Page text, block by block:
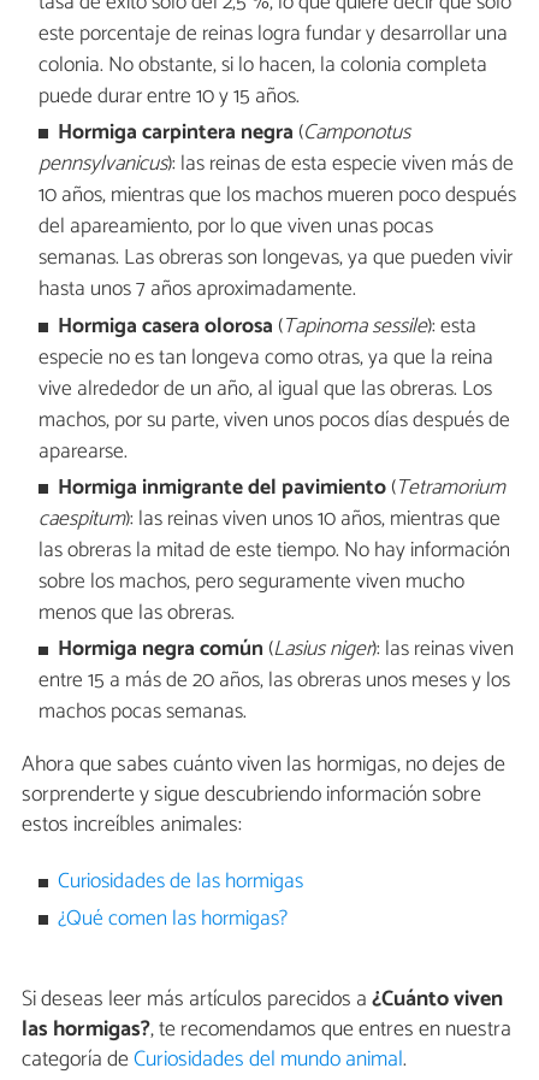
este porcentaje de reinas logra fundar y desarrollar una
colonia. No obstante, si lo hacen, la colonia completa
puede durar entre 10 y 15 años.
Hormiga carpintera negra (Camponotus
pennsylvanicus): las reinas de esta especie viven más de
10 años, mientras que los machos mueren poco después
del apareamiento, por lo que viven unas pocas
semanas. Las obreras son longevas, ya que pueden vivir
hasta unos 7 años aproximadamente.
Hormiga casera olorosa (Tapinoma sessile):esta
especie no es tan longeva como otras, ya que la reina
vive alrededor de un año, al igual que las obreras. Los
machos, por su parte, viven unos pocos días después de
aparearse.
Hormiga inmigrante del pavimiento(Tetramorium
caespitum): las reinas viven unos 10 años, mientras que
las obreras la mitad de este tiempo. No hay información
sobre los machos, pero seguramente viven mucho
menos que las obreras.
Hormiga negra común (Lasius niger): las reinas viven
entre 15 a más de 20 años, las obreras unos meses y los
machos pocas semanas.
Ahora que sabes cuánto viven las hormigas, no dejes de
sorprenderte y sigue descubriendo información sobre
estos increíbles animales:
Curiosidades de las hormigas
¿Qué comen las hormigas?
Si deseas leer más artículos parecidos a¿Cuánto viven
las hormigas?, te recomendamos que entres en nuestra
categoría deCuriosidades del mundo animal.